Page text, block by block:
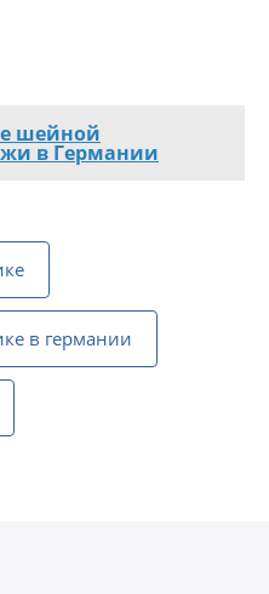
шейной
в Германии
в германии